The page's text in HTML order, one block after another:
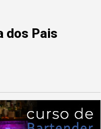
dos Pais